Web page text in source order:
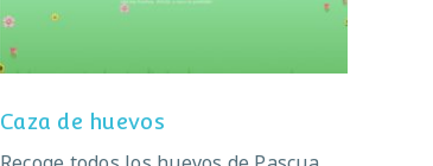
Caza de huevos